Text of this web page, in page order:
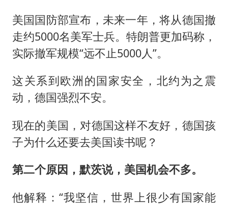
美国国防部宣布，未来一年，将从德国撤
走约5000名美军士兵。特朗普更加码称，
实际撤军规模“远不止5000人”。
这关系到欧洲的国家安全，北约为之震
动，德国强烈不安。
现在的美国，对德国这样不友好，德国孩
子为什么还要去美国读书呢？
第二个原因，默茨说，美国机会不多。
他解释：“我坚信，世界上很少有国家能